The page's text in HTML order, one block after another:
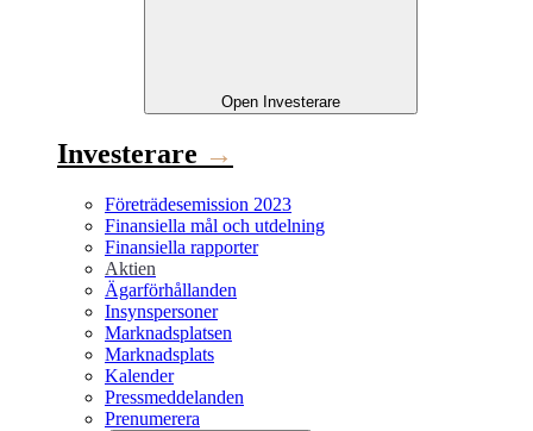
Open Investerare
Investerare →
Företrädesemission 2023
Finansiella mål och utdelning
Finansiella rapporter
Aktien
Ägarförhållanden
Insynspersoner
Marknadsplatsen
Marknadsplats
Kalender
Pressmeddelanden
Prenumerera